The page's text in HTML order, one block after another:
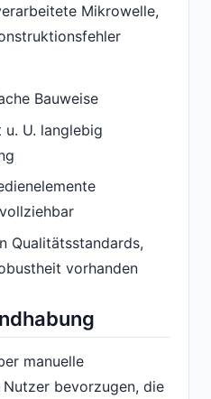
Mikrowelle,
Bauweise
U. langlebig
Qualitätsstandards,
vorhanden
manuelle
bevorzugen, die